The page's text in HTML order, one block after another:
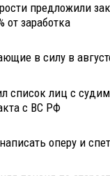
предложили
от заработка
в силу в
список лиц с
с ВС РФ
оперу и